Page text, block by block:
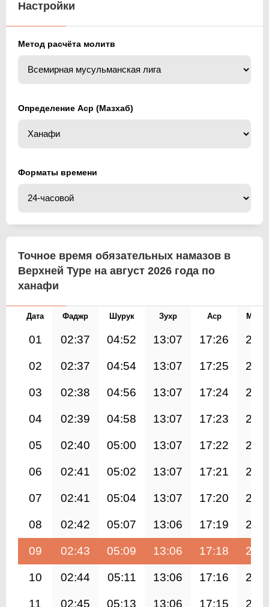
Настройки
Метод расчёта молитв
Определение Аср (Мазхаб)
Форматы времени
Точное время обязательных намазов в
Верхней Туре на август 2026 года по
ханафи
Дата Фаджр Шурук Зухр Аср
01 02:37 04:52 13:07 17:26
02 02:37 04:54 13:07 17:25
03 02:38 04:56 13:07 17:24
04 02:39 04:58 13:07 17:23
05 02:40 05:00 13:07 17:22
06 02:41 05:02 13:07 17:21
07 02:41 05:04 13:07 17:20
08 02:42 05:07 13:06 17:19
09 02:43 05:09 13:06 17:18
10 02:44 05:11 13:06 17:16
11 02:45 05:13 13:06 17:15